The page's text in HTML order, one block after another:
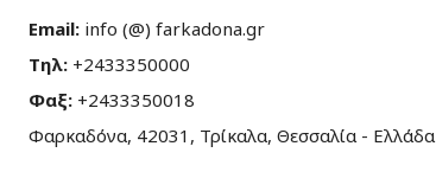
Email: info (@) farkadona.gr
Τηλ: +2433350000
Φαξ: +2433350018
Φαρκαδόνα, 42031, Τρίκαλα, Θεσσαλία - Ελλάδα